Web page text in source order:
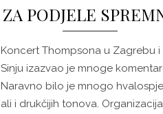
ZA PODJELE
Koncert Thompsona u Zagrebu i
Sinju izazvao je mnoge
Naravno bilo je mnogo
ali i drukčijih tonova.